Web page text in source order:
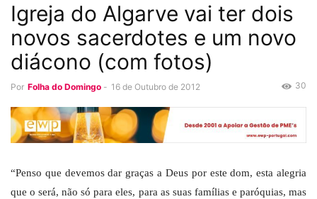
Igreja do Algarve vai ter dois
novos sacerdotes e um novo
diácono (com fotos)
Por Folha do Domingo - 16 de Outubro de 2012 30
“Penso que devemos dar graças a Deus por este dom, esta alegria
que o será, não só para eles, para as suas famílias e paróquias, mas